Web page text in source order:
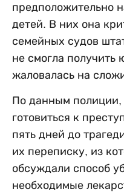
предположительно
детей. В них она
семейных судов
не смогла
жаловалась на
По данным
готовиться к
пять дней до
их переписку, из
обсуждали способ
необходимые